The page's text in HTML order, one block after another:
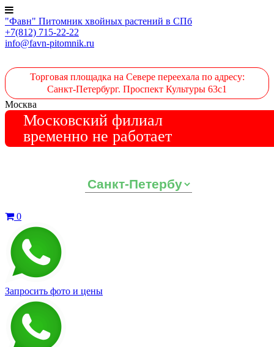
"Фавн" Питомник хвойных растений в СПб
+7(812) 715-22-22
info@favn-pitomnik.ru
Торговая площадка на Севере переехала по адресу:
Санкт-Петербург. Проспект Культуры 63с1
Москва
Московский филиал
временно не работает
0
Запросить фото и цены